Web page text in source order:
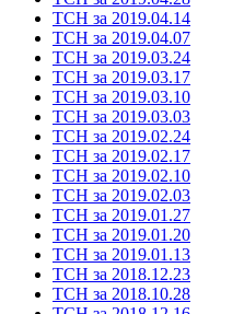
ТСН за 2019.04.14
ТСН за 2019.04.07
ТСН за 2019.03.24
ТСН за 2019.03.17
ТСН за 2019.03.10
ТСН за 2019.03.03
ТСН за 2019.02.24
ТСН за 2019.02.17
ТСН за 2019.02.10
ТСН за 2019.02.03
ТСН за 2019.01.27
ТСН за 2019.01.20
ТСН за 2019.01.13
ТСН за 2018.12.23
ТСН за 2018.10.28